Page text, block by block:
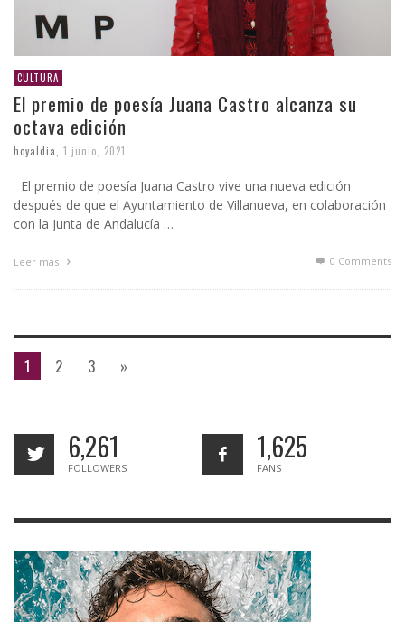
CULTURA
El premio de poesía Juana Castro alcanza su
octava edición
hoyaldia 1 junio, 2021
El premio de poesía Juana Castro vive una nueva edición
después de que el Ayuntamiento de Villanueva, en colaboración
con la Junta de Andalucía …
Leer más 0 Comments
1 2 3 »
6,261
FOLLOWERS
1,625
FANS